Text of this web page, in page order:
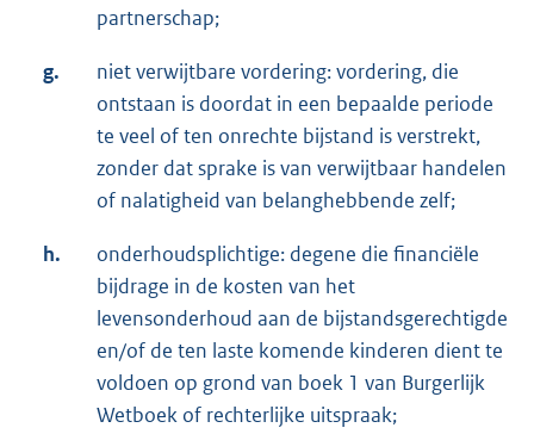
partnerschap;
g.
niet verwijtbare vordering: vordering, die
ontstaan is doordat in een bepaalde periode
te veel of ten onrechte bijstand is verstrekt,
zonder dat sprake is van verwijtbaar handelen
of nalatigheid van belanghebbende zelf;
h.
onderhoudsplichtige: degene die financiële
bijdrage in de kosten van het
levensonderhoud aan de bijstandsgerechtigde
en/of de ten laste komende kinderen dient te
voldoen op grond van boek 1 van Burgerlijk
Wetboek of rechterlijke uitspraak;